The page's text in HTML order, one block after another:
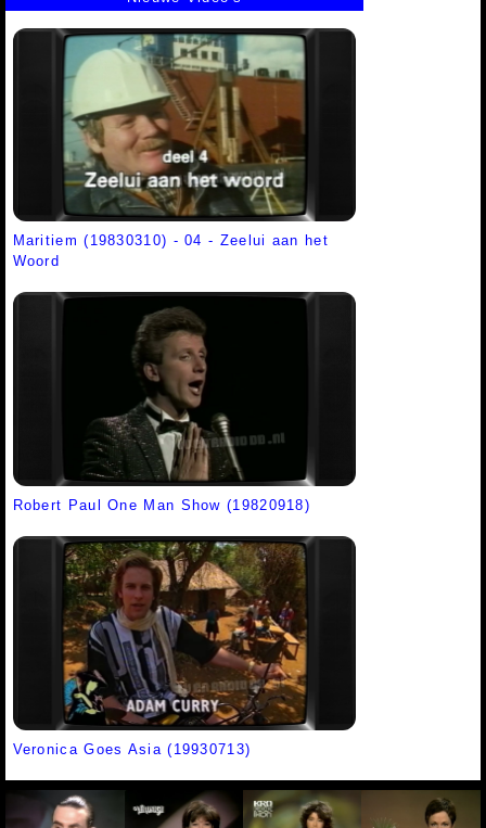
Maritiem (19830310) - 04 - Zeelui aan het
Woord
Robert Paul One Man Show (19820918)
Veronica Goes Asia (19930713)